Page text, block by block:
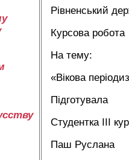
Рівненський
Курсова робота
На тему:
«Вікова
Підготувала
Студентка ІІІ
Паш Руслана